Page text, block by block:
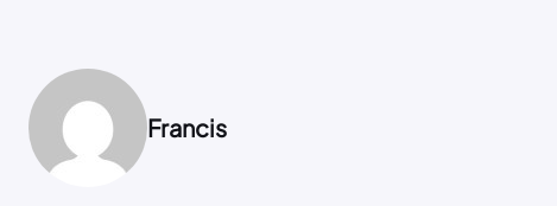
Francis